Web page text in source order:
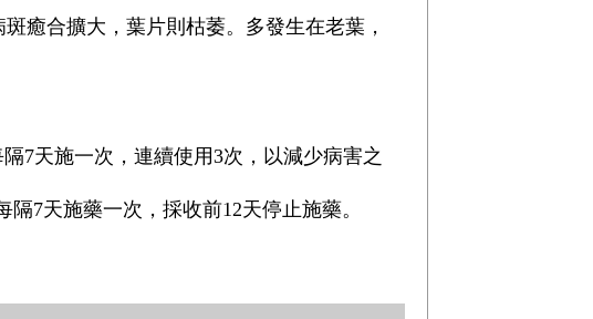
癒合擴大，葉片則枯萎。多發生在老葉，
7天施一次，連續使用3次，以減少病害之
7天施藥一次，採收前12天停止施藥。